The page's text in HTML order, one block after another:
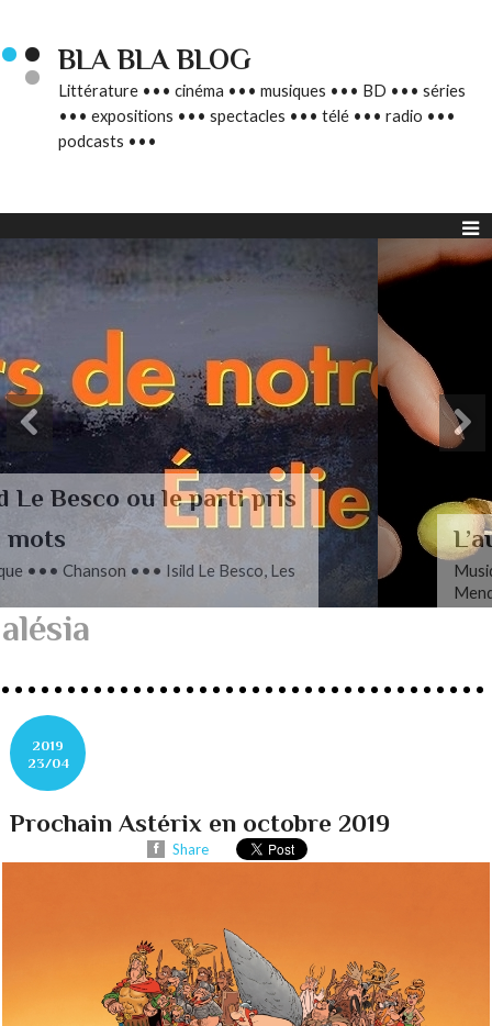
BLA BLA BLOG
Littérature ••• cinéma ••• musiques ••• BD ••• séries
••• expositions ••• spectacles ••• télé ••• radio •••
podcasts •••
L’autre Mendelssohn
Musique ••• Classique ••• Fanny
alésia
2019
23/04
Prochain Astérix en octobre 2019
Share